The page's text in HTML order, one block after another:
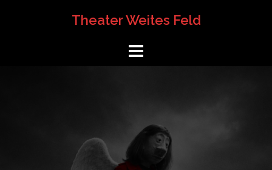
Theater Weites Feld